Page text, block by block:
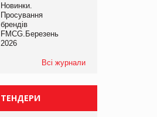
Новинки.
Просування
брендів
FMCG.Березень
2026
Всі журнали
ТЕНДЕРИ